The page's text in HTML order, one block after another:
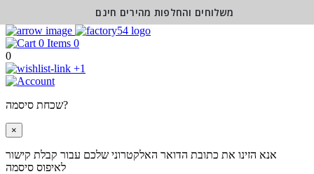
0
0
+1
שכחת סיסמה?
×
אנא הזינו את כתובת הדואר האלקטרוני שלכם עבור קבלת קישור
לאיפוס סיסמה
משלוחים והחלפות מהירים חינם